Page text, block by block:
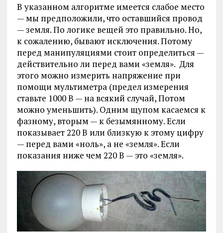
В указанном алгоритме имеется слабое место
— мы предположили, что оставшийся провод
— земля. По логике вещей это правильно. Но,
к сожалению, бывают исключения. Потому
перед манипуляциями стоит определиться —
действительно ли перед вами «земля». Для
этого можно измерить напряжение при
помощи мультиметра (предел измерения
ставьте 1000 В — на всякий случай, Потом
можно уменьшить). Одним щупом касаемся к
фазному, вторым — к безымянному. Если
показывает 220 В или близкую к этому цифру
— перед вами «ноль», а не «земля». Если
показания ниже чем 220 В — это «земля».